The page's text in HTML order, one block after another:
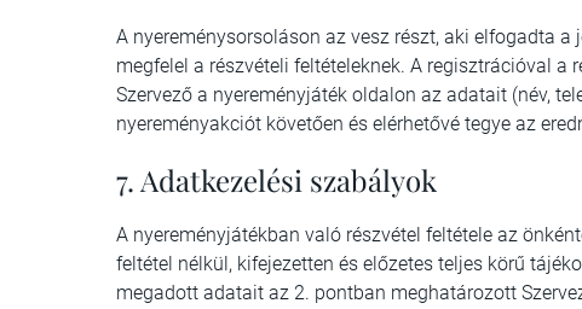
A nyereménysorsoláson az vesz részt, aki elfogadta
megfelel a részvételi feltételeknek. A regisztrációval a
Szervező a nyereményjáték oldalon az adatait (név,
nyereményakciót követően és elérhetővé tegye az
7. Adatkezelési szabályok
A nyereményjátékban való részvétel feltétele az
feltétel nélkül, kifejezetten és előzetes teljes körű
megadott adatait az 2. pontban meghatározott